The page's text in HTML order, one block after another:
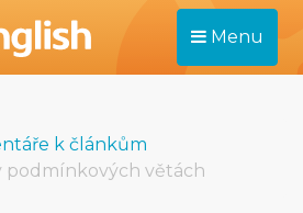
Menu
k článkům
podmínkových větách